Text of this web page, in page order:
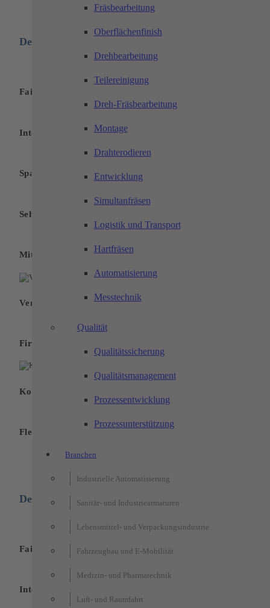
Fräsbearbeitung
Oberflächenfinish
Drehbearbeitung
Teilereinigung
Dreh-Fräsbearbeitung
Montage
Drahterodieren
Entwicklung
Simultanfräsen
Logistik und Transport
Hartfräsen
Automatisierung
Messtechnik
Qualität
Qualitätssicherung
Qualitätsmanagement
Prozessentwicklung
Prozessunterstützung
Branchen
Industrielle Automatisierung
Sanitär- und Industriearmaturen
Lebensmittel- und Verpackungsindustrie
Fahrzeugbau und E-Mobilität
Medizin- und Pharmatechnik
Luft- und Raumfahrt
Deine Vorteile:
Faire Vergütung
Interne Qualifizierungsprogramme
Spannende Aufgaben und Projekte
Sehr gute Übernahmechancen
Mitarbeiter-Obst
Vergünstigtes Mittagessen
Firmenevents
Kostenlose Parkplätze
Flexibles und mobiles Arbeiten
Deine Vorteile:
Faire Vergütung
Interne Qualifizierungsprogramme